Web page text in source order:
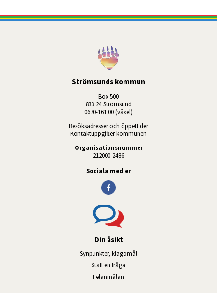
Strömsunds kommun
Box 500
833 24 Strömsund
0670-161 00 (växel)
Besöksadresser och öppettider
Kontaktuppgifter kommunen
Organisationsnummer
212000-2486
Sociala medier
Din åsikt
Synpunkter, klagomål
Ställ en fråga
Felanmälan